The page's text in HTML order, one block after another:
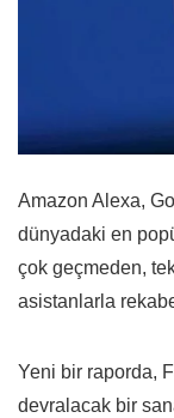
Amazon Alexa,
dünyadaki en
çok geçmeden,
asistanlarla
Yeni bir raporda,
devralacak bir